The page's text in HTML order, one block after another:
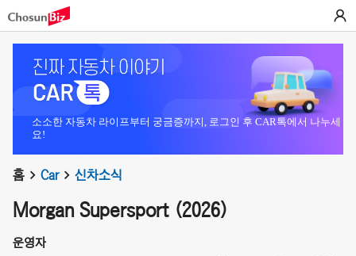
소소한 자동차 라이프부터 궁금증까지, 로그인 후 CAR톡에서 나누세
요!
홈 Car 신차소식
Morgan Supersport (2026)
운영자